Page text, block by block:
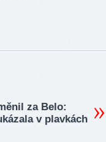
za Belo:
v plavkách